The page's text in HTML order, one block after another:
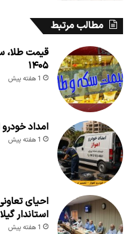
مطالب مرتبط
۱۴۰۵
1 هفته پیش
امداد خودرو
1 هفته پیش
احیای
استاندار
1 هفته پیش